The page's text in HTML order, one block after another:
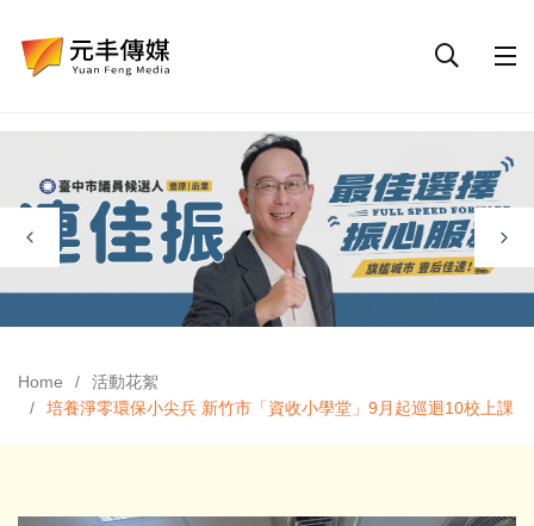
Home
活動花絮
培養淨零環保小尖兵 新竹市「資收小學堂」9月起巡迴10校上課